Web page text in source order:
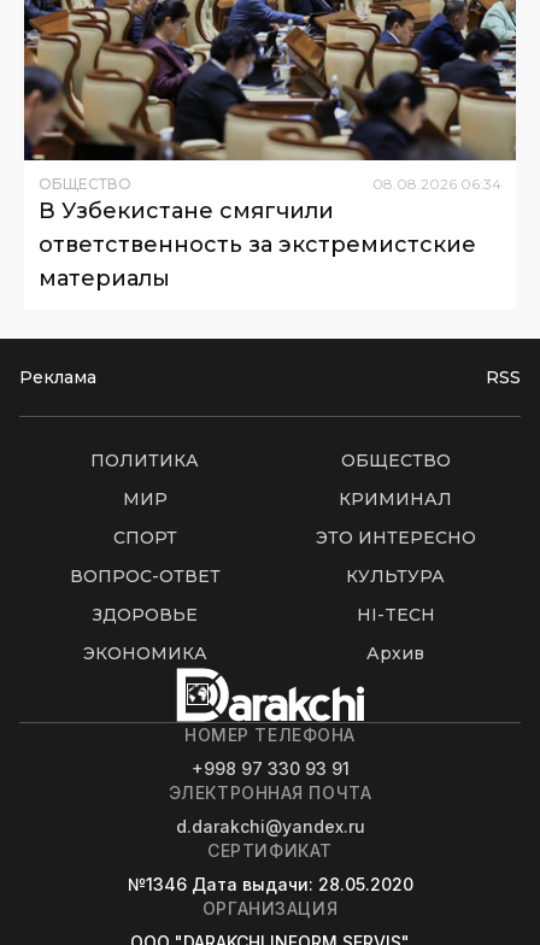
ОБЩЕСТВО 08.08.2026 06:34
В Узбекистане смягчили
ответственность за экстремистские
материалы
Реклама RSS
ПОЛИТИКА
ОБЩЕСТВО
МИР
КРИМИНАЛ
СПОРТ
ЭТО ИНТЕРЕСНО
ВОПРОС-ОТВЕТ
КУЛЬТУРА
ЗДОРОВЬЕ
HI-TECH
ЭКОНОМИКА
Архив
НОМЕР ТЕЛЕФОНА
+998 97 330 93 91
ЭЛЕКТРОННАЯ ПОЧТА
d.darakchi@yandex.ru
СЕРТИФИКАТ
№1346 Дата выдачи: 28.05.2020
ОРГАНИЗАЦИЯ